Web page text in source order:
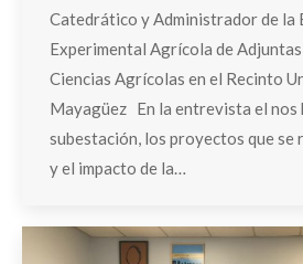
Catedrático y Administrador de la
Experimental Agrícola de
Ciencias Agrícolas en el Recinto
Mayagüez En la entrevista el nos
subestación, los proyectos que se
y el impacto de la…